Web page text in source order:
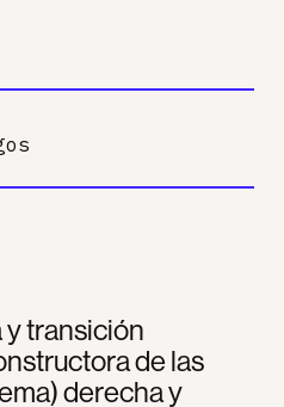
transición
de las
derecha y